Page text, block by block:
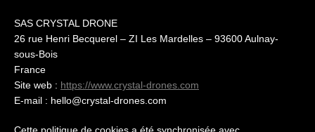
SAS CRYSTAL DRONE
26 rue Henri Becquerel – ZI Les Mardelles – 93600 Aulnay-
sous-Bois
France
Site web : https://www.crystal-drones.com
E-mail : hello@crystal-drones.com